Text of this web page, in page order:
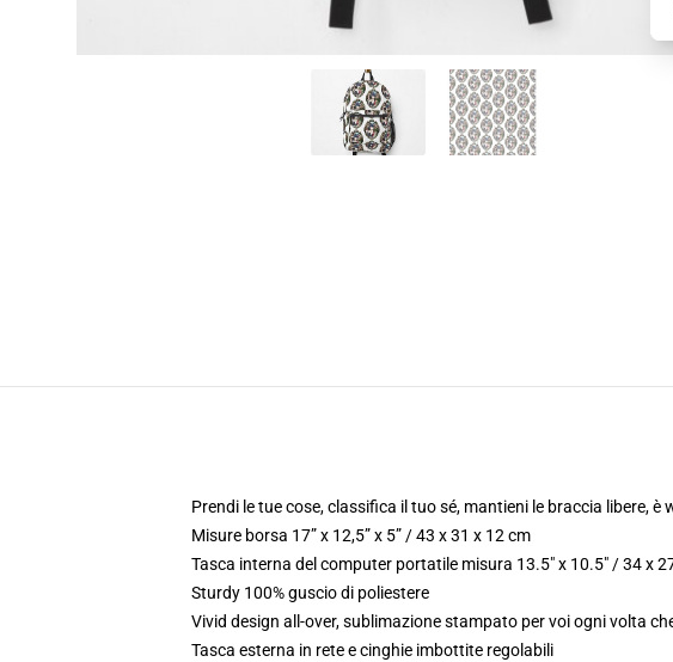
Prendi le tue cose, classifica il tuo sé, mantieni le braccia libere, è
Misure borsa 17” x 12,5” x 5” / 43 x 31 x 12 cm
Tasca interna del computer portatile misura 13.5" x 10.5" / 34 x
Sturdy 100% guscio di poliestere
Vivid design all-over, sublimazione stampato per voi ogni volta
Tasca esterna in rete e cinghie imbottite regolabili